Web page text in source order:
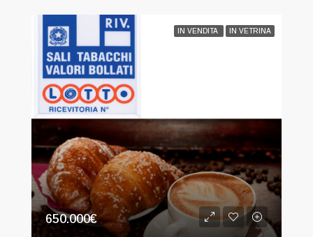
IN VENDITA IN VETRINA
650.000€